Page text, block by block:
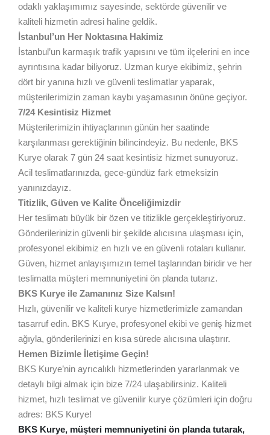
odaklı yaklaşımımız sayesinde, sektörde güvenilir ve
kaliteli hizmetin adresi haline geldik.
İstanbul’un Her Noktasına Hakimiz
İstanbul’un karmaşık trafik yapısını ve tüm ilçelerini en ince
ayrıntısına kadar biliyoruz. Uzman kurye ekibimiz, şehrin
dört bir yanına hızlı ve güvenli teslimatlar yaparak,
müşterilerimizin zaman kaybı yaşamasının önüne geçiyor.
7/24 Kesintisiz Hizmet
Müşterilerimizin ihtiyaçlarının günün her saatinde
karşılanması gerektiğinin bilincindeyiz. Bu nedenle, BKS
Kurye olarak 7 gün 24 saat kesintisiz hizmet sunuyoruz.
Acil teslimatlarınızda, gece-gündüz fark etmeksizin
yanınızdayız.
Titizlik, Güven ve Kalite Önceliğimizdir
Her teslimatı büyük bir özen ve titizlikle gerçekleştiriyoruz.
Gönderilerinizin güvenli bir şekilde alıcısına ulaşması için,
profesyonel ekibimiz en hızlı ve en güvenli rotaları kullanır.
Güven, hizmet anlayışımızın temel taşlarından biridir ve her
teslimatta müşteri memnuniyetini ön planda tutarız.
BKS Kurye ile Zamanınız Size Kalsın!
Hızlı, güvenilir ve kaliteli kurye hizmetlerimizle zamandan
tasarruf edin. BKS Kurye, profesyonel ekibi ve geniş hizmet
ağıyla, gönderilerinizi en kısa sürede alıcısına ulaştırır.
Hemen Bizimle İletişime Geçin!
BKS Kurye’nin ayrıcalıklı hizmetlerinden yararlanmak ve
detaylı bilgi almak için bize 7/24 ulaşabilirsiniz. Kaliteli
hizmet, hızlı teslimat ve güvenilir kurye çözümleri için doğru
adres: BKS Kurye!
BKS Kurye, müşteri memnuniyetini ön planda tutarak,